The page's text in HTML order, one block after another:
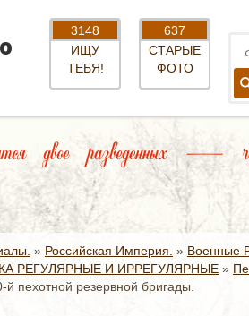
3148
ИЩУ
ТЕБЯ!
637
СТАРЫЕ
ФОТО
двое разведенных —
» Российская Империя. » Военные
РЕГУЛЯРНЫЕ И ИРРЕГУЛЯРНЫЕ »
пехотной резервной бригады.